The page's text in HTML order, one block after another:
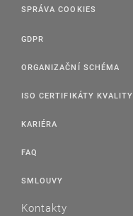
SPRÁVA COOKIES
GDPR
ORGANIZAČNÍ SCHÉMA
ISO CERTIFIKÁTY KVALITY
KARIÉRA
FAQ
SMLOUVY
Kontakty